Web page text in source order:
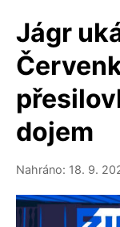
Jágr
dojem
Nahráno: 18. 9.